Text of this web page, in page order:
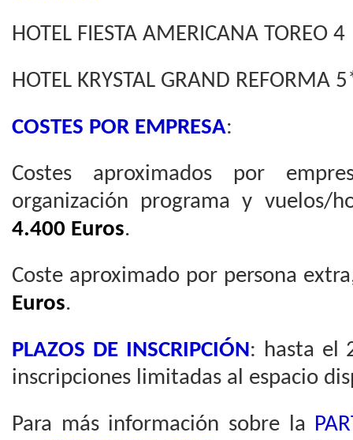
HOTEL FIESTA AMERICANA TOREO
HOTEL KRYSTAL GRAND REFORMA
COSTES POR EMPRESA:
Costes aproximados por
organización programa y vuelos/
4.400 Euros.
Coste aproximado por persona
Euros.
PLAZOS DE INSCRIPCIÓN: hasta el
inscripciones limitadas al espacio
Para más información sobre la